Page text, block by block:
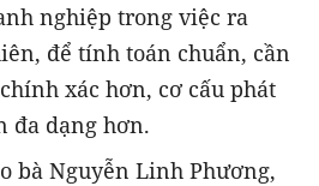
nghiệp trong việc ra
để tính toán chuẩn, cần
xác hơn, cơ cấu phát
đa dạng hơn.
bà Nguyễn Linh Phương,